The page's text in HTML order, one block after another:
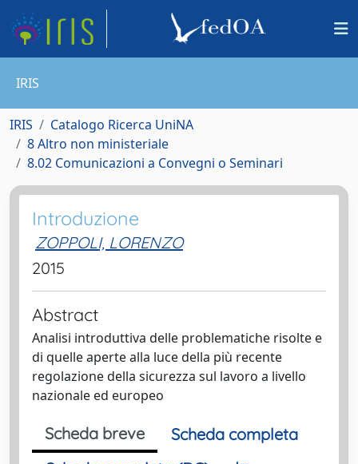
IRIS
IRIS
Catalogo Ricerca UniNA
8 Altro non ministeriale
8.02 Comunicazioni a Convegni o Seminari
Introduzione
ZOPPOLI, LORENZO
2015
Abstract
Analisi introduttiva delle problematiche risolte e
di quelle aperte alla luce della più recente
regolazione della sicurezza sul lavoro a livello
nazionale ed europeo
Scheda breve
Scheda completa